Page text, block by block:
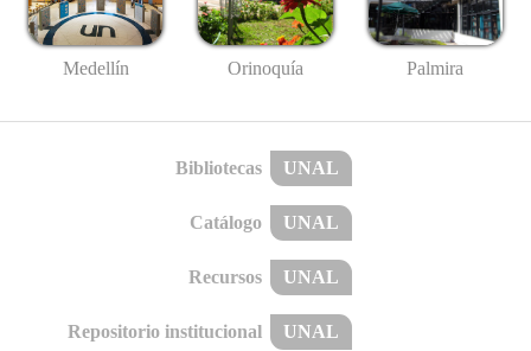
Medellín Orinoquía Palmira
Bibliotecas UNAL
Catálogo UNAL
Recursos UNAL
Repositorio institucional UNAL